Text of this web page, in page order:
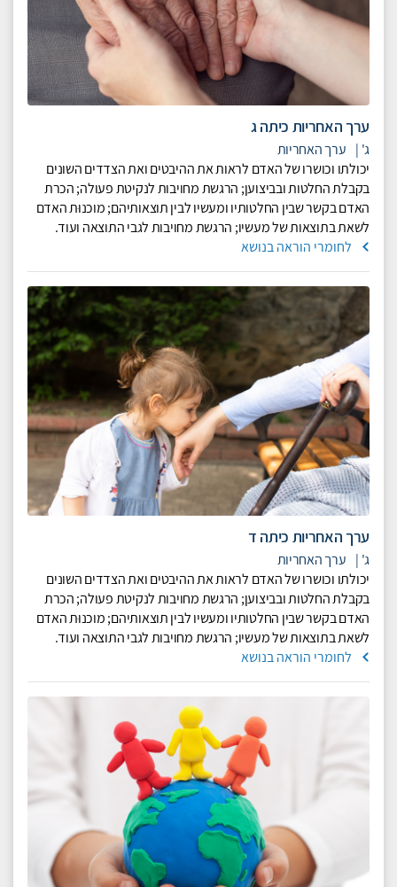
ערך האחריות כיתה ג
ג' | ערך האחריות
יכולתו וכושרו של האדם לראות את ההיבטים ואת הצדדים השונים
בקבלת החלטות ובביצוען; הרגשת מחויבות לנקיטת פעולה; הכרת
האדם בקשר שבין החלטותיו ומעשיו לבין תוצאותיהם; מוכנוּת האדם
לשאת בתוצאות של מעשיו; הרגשת מחויבות לגבי התוצאה ועוד.
לחומרי הוראה בנושא
ערך האחריות כיתה ד
ג' | ערך האחריות
יכולתו וכושרו של האדם לראות את ההיבטים ואת הצדדים השונים
בקבלת החלטות ובביצוען; הרגשת מחויבות לנקיטת פעולה; הכרת
האדם בקשר שבין החלטותיו ומעשיו לבין תוצאותיהם; מוכנוּת האדם
לשאת בתוצאות של מעשיו; הרגשת מחויבות לגבי התוצאה ועוד.
לחומרי הוראה בנושא